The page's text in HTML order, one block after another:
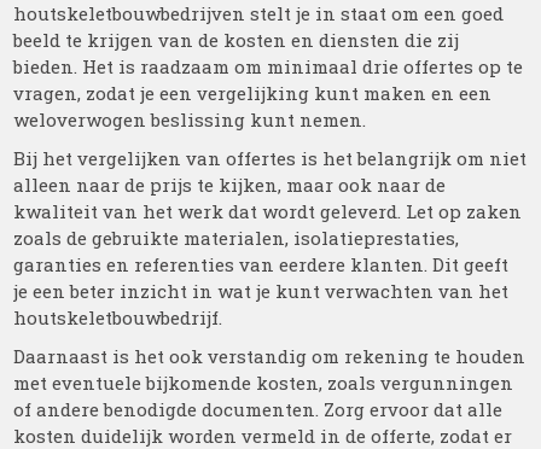
houtskeletbouwbedrijven stelt je in staat om een goed
beeld te krijgen van de kosten en diensten die zij
bieden. Het is raadzaam om minimaal drie offertes op te
vragen, zodat je een vergelijking kunt maken en een
weloverwogen beslissing kunt nemen.
Bij het vergelijken van offertes is het belangrijk om niet
alleen naar de prijs te kijken, maar ook naar de
kwaliteit van het werk dat wordt geleverd. Let op zaken
zoals de gebruikte materialen, isolatieprestaties,
garanties en referenties van eerdere klanten. Dit geeft
je een beter inzicht in wat je kunt verwachten van het
houtskeletbouwbedrijf.
Daarnaast is het ook verstandig om rekening te houden
met eventuele bijkomende kosten, zoals vergunningen
of andere benodigde documenten. Zorg ervoor dat alle
kosten duidelijk worden vermeld in de offerte, zodat er